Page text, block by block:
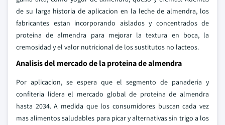
de su larga historia de aplicacion en la leche de almendra, los
fabricantes estan incorporando aislados y concentrados de
proteina de almendra para mejorar la textura en boca, la
cremosidad y el valor nutricional de los sustitutos no lacteos.
Analisis del mercado de la proteina de almendra
Por aplicacion, se espera que el segmento de panaderia y
confiteria lidera el mercado global de proteina de almendra
hasta 2034. A medida que los consumidores buscan cada vez
mas alimentos saludables para picar y alternativas sin trigo a los